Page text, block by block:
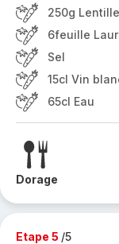
250g
6feuille
Sel
15cl Vin
65cl Eau
Dorage
Etape 5 /5